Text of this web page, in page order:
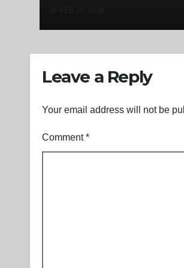
Leave a Reply
Your email address will not be
Comment*